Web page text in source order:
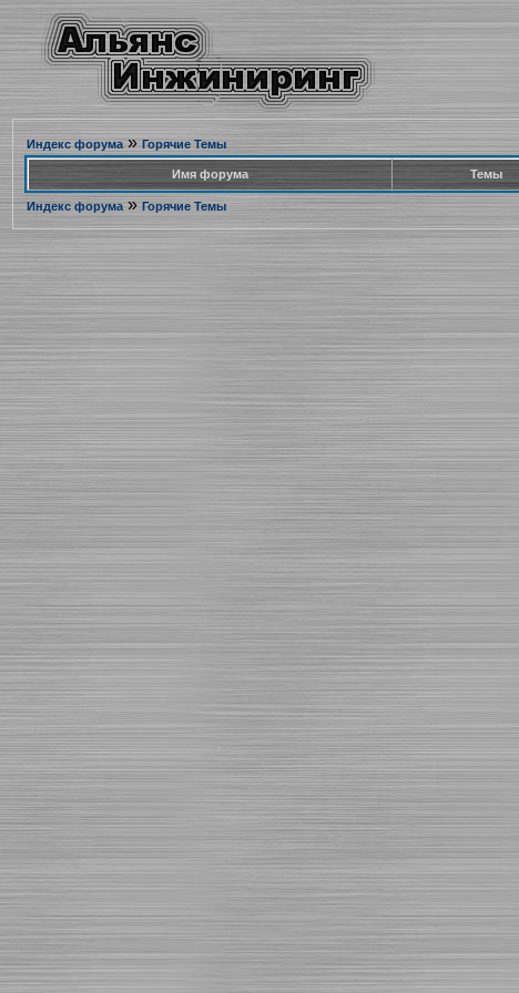
Индекс форума» Горячие Темы
Имя форума Темы
Индекс форума» Горячие Темы